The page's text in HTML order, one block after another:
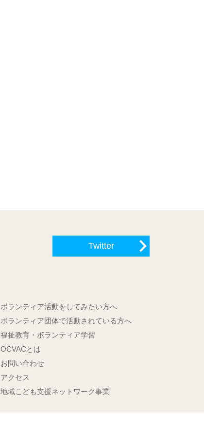
Twitter
ボランティア活動をしてみたい方へ
ボランティア団体で活動されている方へ
福祉教育・ボランティア学習
OCVACとは
お問い合わせ
アクセス
地域こども支援ネットワーク事業